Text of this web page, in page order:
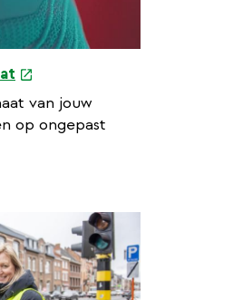
van jouw
op ongepast